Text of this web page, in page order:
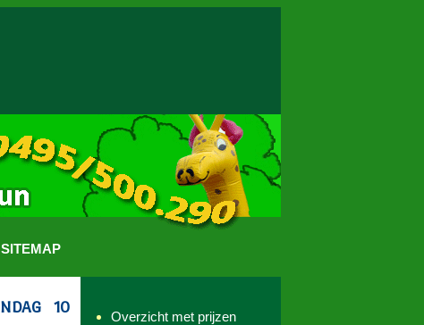
SITEMAP
Overzicht met prijzen